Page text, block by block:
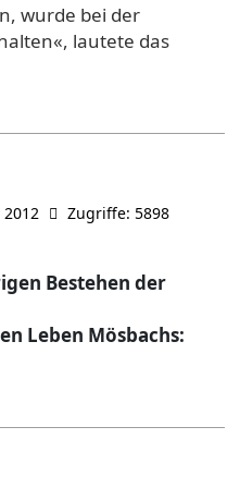
wurde bei der
lautete das
Zugriffe: 5898
Bestehen der
Leben Mösbachs: